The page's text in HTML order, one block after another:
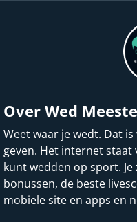
Over Wed
Weet waar je wedt. Dat
geven. Het internet
kunt wedden op sport.
bonussen, de beste
mobiele site en apps en